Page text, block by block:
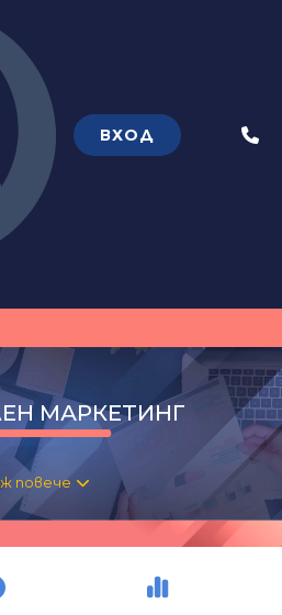
ВХОД
МАРКЕТИНГ
повече